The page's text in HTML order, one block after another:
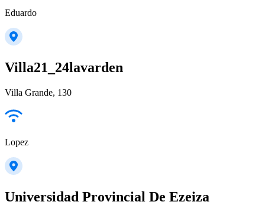
Eduardo
Villa21_24lavarden
Villa Grande, 130
Lopez
Universidad Provincial De Ezeiza